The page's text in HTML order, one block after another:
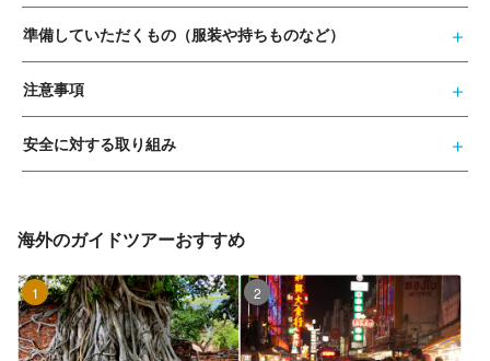
準備していただくもの（服装や持ちものなど）
注意事項
安全に対する取り組み
海外のガイドツアーおすすめ
1位 2位